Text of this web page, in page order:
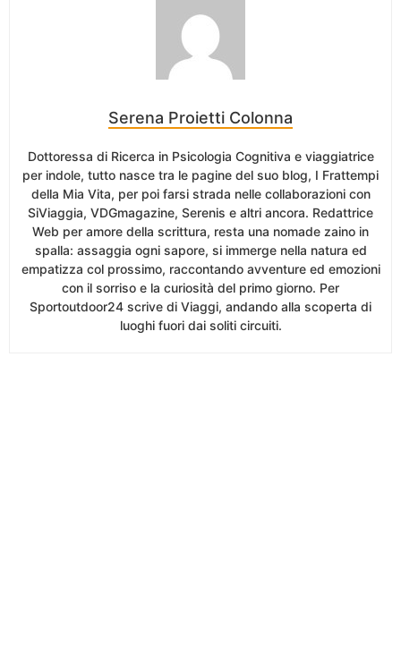
Serena Proietti Colonna
Dottoressa di Ricerca in Psicologia Cognitiva e viaggiatrice
per indole, tutto nasce tra le pagine del suo blog, I Frattempi
della Mia Vita, per poi farsi strada nelle collaborazioni con
SiViaggia, VDGmagazine, Serenis e altri ancora. Redattrice
Web per amore della scrittura, resta una nomade zaino in
spalla: assaggia ogni sapore, si immerge nella natura ed
empatizza col prossimo, raccontando avventure ed emozioni
con il sorriso e la curiosità del primo giorno. Per
Sportoutdoor24 scrive di Viaggi, andando alla scoperta di
luoghi fuori dai soliti circuiti.